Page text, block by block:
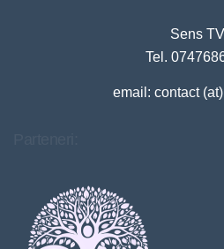
Sens TV
Tel.
email: contact